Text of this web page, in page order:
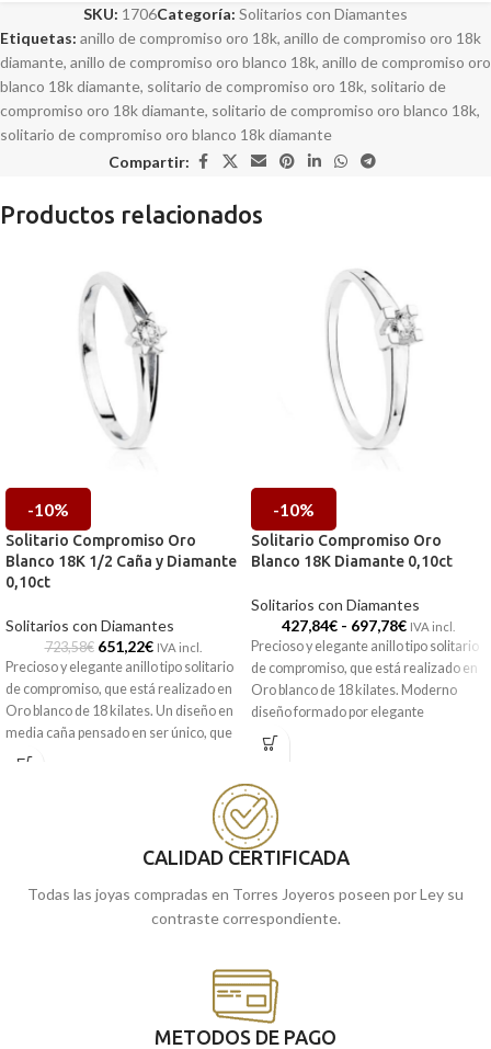
SKU: 1706Categoría: Solitarios con Diamantes
Etiquetas: anillo de compromiso oro 18k, anillo de compromiso oro 18k
diamante, anillo de compromiso oro blanco 18k, anillo de compromiso oro
blanco 18k diamante, solitario de compromiso oro 18k, solitario de
compromiso oro 18k diamante, solitario de compromiso oro blanco 18k,
solitario de compromiso oro blanco 18k diamante
Compartir:
Productos relacionados
-10%
Solitario Compromiso Oro
Blanco 18K 1/2 Caña y Diamante
0,10ct
Solitarios con Diamantes
723,58€ 651,22€ IVA incl.
Precioso y elegante anillo tipo solitario
de compromiso, que está realizado en
Oro blanco de 18 kilates. Un diseño en
media caña pensado en ser único, que
está formado por elegante Diamante
preocuparte al llevarlo y recordarás
ese día tan especial cada vez que lo
pedido online y te lo enviamos a
-10%
Solitario Compromiso Oro
Blanco 18K Diamante 0,10ct
Solitarios con Diamantes
427,84€ - 697,78€ IVA incl.
Precioso y elegante anillo tipo solitario
de compromiso, que está realizado en
Oro blanco de 18 kilates. Moderno
diseño formado por elegante
Diamante en cuatro garras por un total
de 0,10 ct. Un anillo que tendrás y
que no tendrás que preocuparte al
llevarlo y recordarás ese día tan
especial cada vez que lo mires.
Málaga, o si lo prefieres, haz el
pedido online y te lo enviamos a
CALIDAD CERTIFICADA
Todas las joyas compradas en Torres Joyeros poseen por Ley su
contraste correspondiente.
METODOS DE PAGO